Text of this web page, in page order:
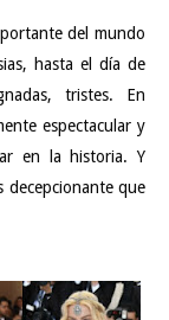
del mundo
hasta el día de
tristes. En
espectacular y
en la historia. Y
decepcionante que